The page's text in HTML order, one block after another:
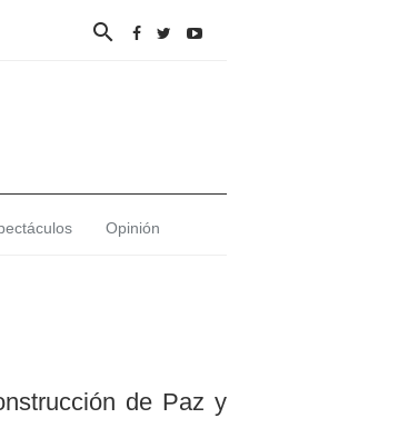

Opinión
de Paz y